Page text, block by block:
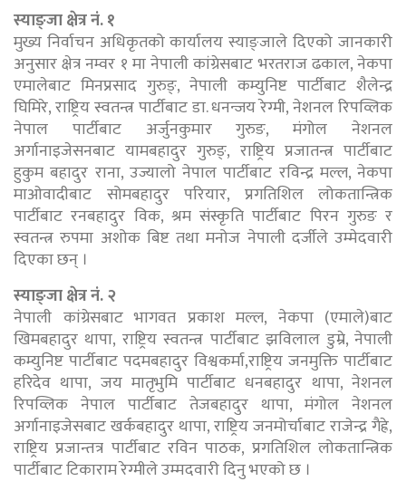
स्याङ्जा क्षेत्र नं. १
मुख्य निर्वाचन अधिकृतको कार्यालय स्याङ्जाले दिएको जानकारी
अनुसार क्षेत्र नम्वर १ मा नेपाली कांग्रेसबाट भरतराज ढकाल, नेकपा
एमालेबाट मिनप्रसाद गुरुङ्, नेपाली कम्युनिष्ट पार्टीबाट शैलेन्द्र
घिमिरे, राष्ट्रिय स्वतन्त्र पार्टीबाट डा. धनन्जय रेग्मी, नेशनल रिपव्लिक
नेपाल पार्टीबाट अर्जुनकुमार गुरुङ, मंगोल नेशनल
अर्गानाइजेसनबाट यामबहादुर गुरुङ्, राष्ट्रिय प्रजातन्त्र पार्टीबाट
हुकुम बहादुर राना, उज्यालो नेपाल पार्टीबाट रविन्द्र मल्ल, नेकपा
माओवादीबाट सोमबहादुर परियार, प्रगतिशिल लोकतान्त्रिक
पार्टीबाट रनबहादुर विक, श्रम संस्कृति पार्टीबाट पिरन गुरुङ र
स्वतन्त्र रुपमा अशोक बिष्ट तथा मनोज नेपाली दर्जीले उम्मेदवारी
दिएका छन् ।
स्याङ्जा क्षेत्र नं. २
नेपाली कांग्रेसबाट भागवत प्रकाश मल्ल, नेकपा (एमाले)बाट
खिमबहादुर थापा, राष्ट्रिय स्वतन्त्र पार्टीबाट झविलाल डुम्रे, नेपाली
कम्युनिष्ट पार्टीबाट पदमबहादुर विश्वकर्मा,राष्ट्रिय जनमुक्ति पार्टीबाट
हरिदेव थापा, जय मातृभुमि पार्टीबाट धनबहादुर थापा, नेशनल
रिपव्लिक नेपाल पार्टीबाट तेजबहादुर थापा, मंगोल नेशनल
अर्गानाइजेसबाट खर्कबहादुर थापा, राष्ट्रिय जनमोर्चाबाट राजेन्द्र गैह्रे,
राष्ट्रिय प्रजान्तत्र पार्टीबाट रविन पाठक, प्रगतिशिल लोकतान्त्रिक
पार्टीबाट टिकाराम रेग्मीले उम्मदवारी दिनु भएको छ ।